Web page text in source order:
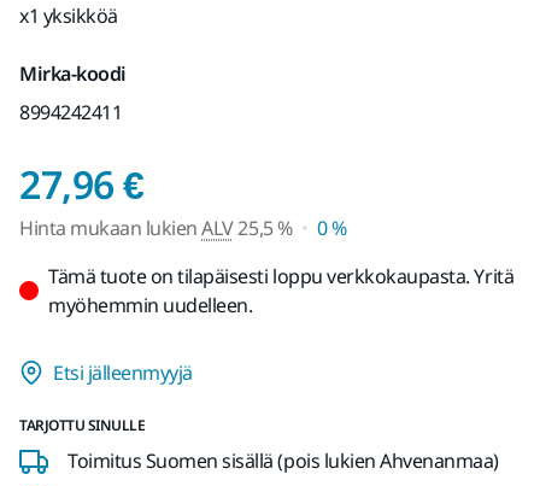
x1 yksikköä
Mirka-koodi
8994242411
27,96 €Hinta mukaan lukien
Hinta mukaan lukienALV25,5 %
0 %
Tämä tuote on tilapäisesti loppu verkkokaupasta. Yritä
myöhemmin uudelleen.
Etsi jälleenmyyjä
TARJOTTU SINULLE
Toimitus Suomen sisällä (pois lukien Ahvenanmaa)